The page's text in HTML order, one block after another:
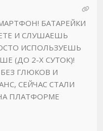
БАТАРЕЙКИ
И СЛУШАЕШЬ
ИСПОЛЬЗУЕШЬ
(ДО 2-Х СУТОК)!
ГЛЮКОВ И
СЕЙЧАС СТАЛИ
ПЛАТФОРМЕ